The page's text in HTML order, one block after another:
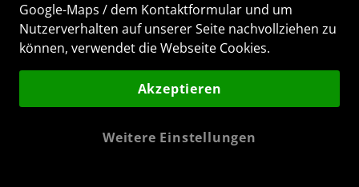
Grabsteine fürSchleswig-Holstein
Grabsteine fürThüringen
Google-Maps / dem Kontaktformular und um
Nutzerverhalten auf unserer Seite nachvollziehen zu
können, verwendet die Webseite Cookies.
Akzeptieren
Weitere Einstellungen